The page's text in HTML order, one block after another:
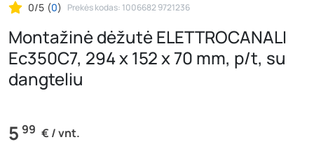
0/5 (0) Prekės kodas: 1006682 9721236
Montažinė dėžutė ELETTROCANALI
Ec350C7, 294 x 152 x 70 mm, p/t, su
dangteliu
5 99 € / vnt.